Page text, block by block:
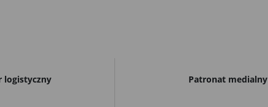
logistyczny Patronat medialny